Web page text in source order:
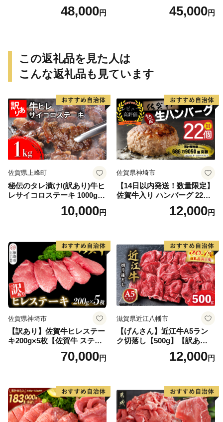
48,000円
ルキャベツ（6P入り）
45,000円
この返礼品を見た人は
こんな返礼品も見ています
佐賀県上峰町
秘伝のタレ漬け!(訳あり)牛ヒ
レサイコロステーキ 1000g
10,000円
佐賀県神埼市
【14日以内発送！数量限定】
佐賀牛入り ハンバーグ 22個
2.6kg(120g×22個)【佐賀牛
黒毛和牛 ブランド牛 九州 ハ
気】(H083106)
12,000円
佐賀県神埼市
【訳あり】佐賀牛ヒレステー
キ200g×5枚【佐賀牛 ステー
キ ブランド肉 ヒレ肉 フィレ
肉 ジューシー ヘルシー】(H0
70,000円
滋賀県近江八幡市
【げんさん】近江牛A5ラン
ク切落し【500g】【訳あり】
12,000円